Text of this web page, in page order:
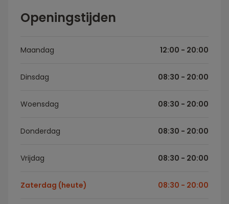
Openingstijden
Maandag 12:00 - 20:00
Dinsdag 08:30 - 20:00
Woensdag 08:30 - 20:00
Donderdag 08:30 - 20:00
Vrijdag 08:30 - 20:00
Zaterdag (heute) 08:30 - 20:00